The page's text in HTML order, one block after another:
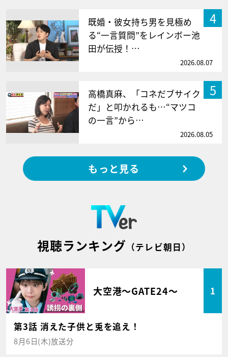
4
既婚・彼女持ち男を見極め
る“一言質問”をレインボー池
田が伝授！…
2026.08.07
5
高橋真麻、「コネだブサイク
だ」と叩かれるも…“マツコ
の一言”から…
2026.08.05
もっと見る
視聴ランキング （テレビ朝日）
大空港～GATE24～ 1
第3話 消えた子供と兎を追え！
8月6日(木)放送分